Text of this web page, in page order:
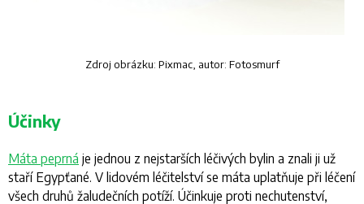
Zdroj obrázku: Pixmac, autor: Fotosmurf
Účinky
Máta peprná je jednou z nejstarších léčivých bylin a znali ji už
staří Egypťané. V lidovém léčitelství se máta uplatňuje při léčení
všech druhů žaludečních potíží. Účinkuje proti nechutenství,